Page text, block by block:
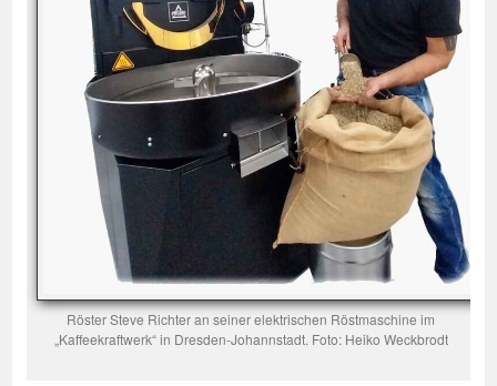
Röster Steve Richter an seiner elektrischen Röstmaschine im
„Kaffeekraftwerk“ in Dresden-Johannstadt. Foto: Heiko Weckbrodt